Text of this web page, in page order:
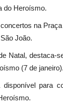
do Heroísmo.
na
João.
Natal, destaca-
(7 de janeiro).
para